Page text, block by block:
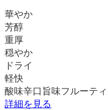
華やか
芳醇
重厚
穏やか
ドライ
軽快
酸味辛口 旨味フルーティ
詳細を見る